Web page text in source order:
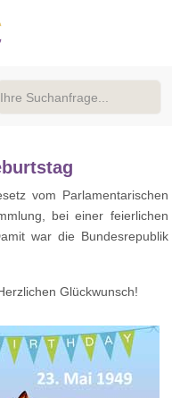
vom Parlamentarischen
bei einer feierlichen
war die Bundesrepublik
Glückwunsch!